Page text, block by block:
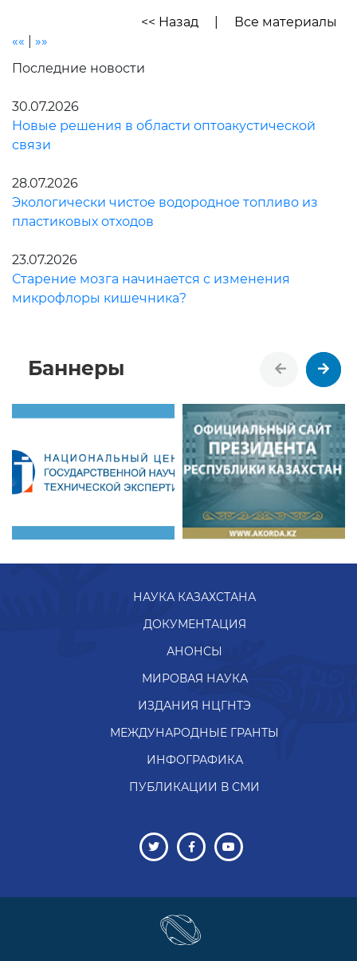
<< Назад
Все материалы
««
»»
Последние новости
30.07.2026
Новые решения в области оптоакустической
связи
28.07.2026
Экологически чистое водородное топливо из
пластиковых отходов
23.07.2026
Старение мозга начинается с изменения
микрофлоры кишечника?
Баннеры
НАУКА КАЗАХСТАНА
ДОКУМЕНТАЦИЯ
АНОНСЫ
МИРОВАЯ НАУКА
ИЗДАНИЯ НЦГНТЭ
МЕЖДУНАРОДНЫЕ ГРАНТЫ
ИНФОГРАФИКА
ПУБЛИКАЦИИ В СМИ